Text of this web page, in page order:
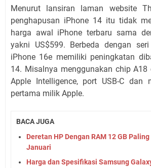
Menurut lansiran laman website
penghapusan iPhone 14 itu tidak
harga awal iPhone terbaru sama
yakni US$599. Berbeda dengan
iPhone 16e memiliki peningkatan
14. Misalnya menggunakan chip A18
Apple Intelligence, port USB-C dan
pertama milik Apple.
BACA JUGA
Deretan HP Dengan RAM 12 GB
Januari
Harga dan Spesifikasi Samsung